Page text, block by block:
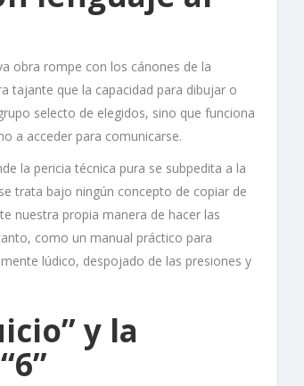
obra rompe con los cánones de la
tajante que la capacidad para dibujar o
selecto de elegidos, sino que funciona
a acceder para comunicarse.
la pericia técnica pura se subpedita a la
trata bajo ningún concepto de copiar de
nuestra propia manera de hacer las
como un manual práctico para
lúdico, despojado de las presiones y
y la